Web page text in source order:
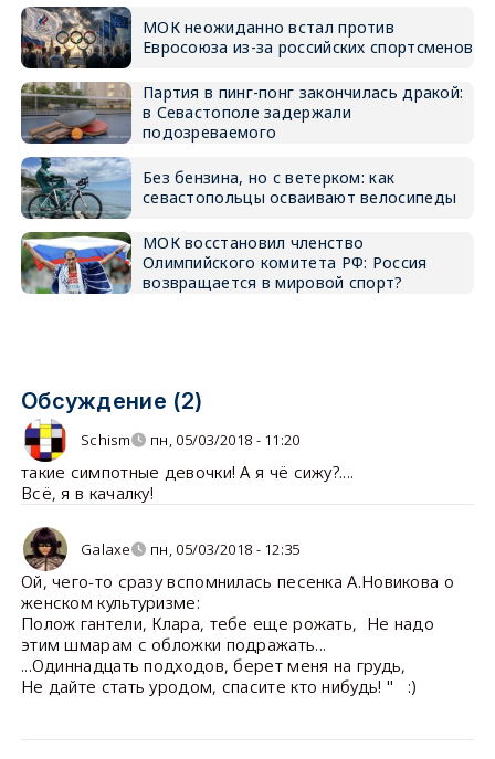
МОК неожиданно встал против
Евросоюза из-за российских спортсменов
Партия в пинг-понг закончилась дракой:
в Севастополе задержали
подозреваемого
Без бензина, но с ветерком: как
севастопольцы осваивают велосипеды
МОК восстановил членство
Олимпийского комитета РФ: Россия
возвращается в мировой спорт?
Обсуждение (2)
Schism пн, 05/03/2018 - 11:20
такие симпотные девочки! А я чё сижу?....
Всё, я в качалку!
Galaxe пн, 05/03/2018 - 12:35
Ой, чего-то сразу вспомнилась песенка А.Новикова о
женском культуризме:
Полож гантели, Клара, тебе еще рожать, Не надо
этим шмарам с обложки подражать...
...Одиннадцать подходов, берет меня на грудь,
Не дайте стать уродом, спасите кто нибудь! " :)